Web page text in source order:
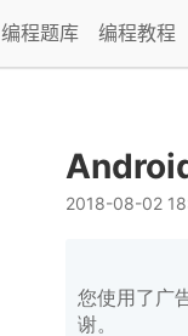
编程题库 编程教程
2018-08-02
您使用了广
谢。